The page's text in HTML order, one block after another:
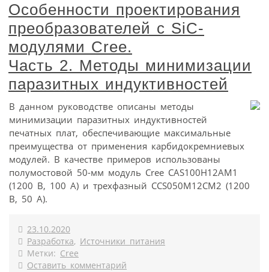
Особенности проектирования
преобразователей с SiC-
модулями Cree.
Часть 2. Методы минимизации
паразитных индуктивностей
В данном руководстве описаны методы
минимизации паразитных индуктивностей
печатных плат, обеспечивающие максимальные
преимущества от применения карбидокремниевых
модулей. В качестве примеров использованы
полумостовой 50-мм модуль Cree CAS100H12AM1
(1200 В, 100 А) и трехфазный CCS050M12CM2 (1200
В, 50 А).
23.10.2020
Разработка, Источники питания
Метки: Cree
Оставить комментарий